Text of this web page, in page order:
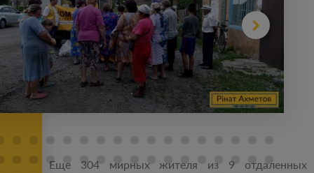
Еще 304 мирных жителя из 9 отдаленных